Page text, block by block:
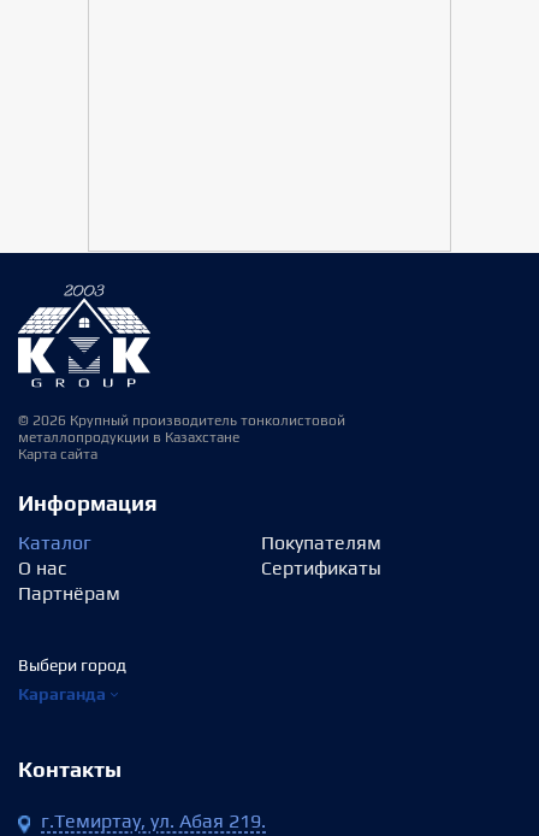
© 2026 Крупный производитель тонколистовой
металлопродукции в Казахстане
Карта сайта
Информация
Каталог
О нас
Партнёрам
Покупателям
Сертификаты
Выбери город
Караганда
Контакты
г.Темиртау, ул. Абая 219.